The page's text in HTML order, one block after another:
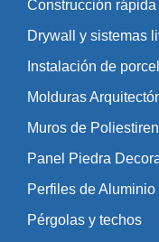
Construcción
Drywall y sistemas
Instalación de
Molduras
Muros de
Panel Piedra
Perfiles de Aluminio
Pérgolas y techos